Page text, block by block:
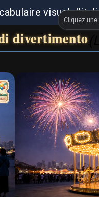
visuel
divertimento
Cliquez